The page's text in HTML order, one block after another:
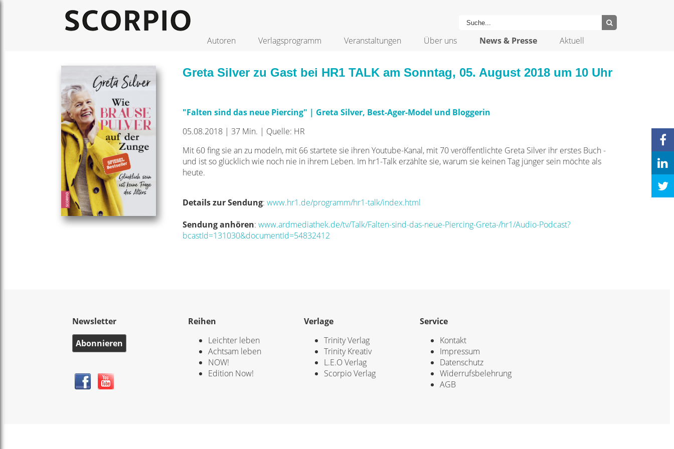
Autoren Verlagsprogramm Veranstaltungen Über uns News & Presse Aktuell
Greta Silver zu Gast bei HR1 TALK am Sonntag, 05. August 2018 um 10 Uhr
"Falten sind das neue Piercing" | Greta Silver, Best-Ager-Model und Bloggerin
05.08.2018 | 37 Min. | Quelle: HR
Mit 60 fing sie an zu modeln, mit 66 startete sie ihren Youtube-Kanal, mit 70 veröffentlichte Greta Silver ihr erstes Buch -
und ist so glücklich wie noch nie in ihrem Leben. Im hr1-Talk erzählte sie, warum sie keinen Tag jünger sein möchte als
heute.
Details zur Sendung: www.hr1.de/programm/hr1-talk/index.html
Sendung anhören: www.ardmediathek.de/tv/Talk/Falten-sind-das-neue-Piercing-Greta-/hr1/Audio-Podcast?
bcastId=131030&documentId=54832412
Newsletter
Abonnieren
Reihen
Leichter leben
Achtsam leben
NOW!
Edition Now!
Verlage
Trinity Verlag
Trinity Kreativ
L.E.O Verlag
Scorpio Verlag
Service
Kontakt
Impressum
Datenschutz
Widerrufsbelehrung
AGB